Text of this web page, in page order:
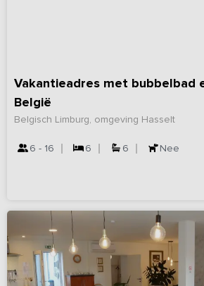
Vakantieadres met bubbelbad
België
Belgisch Limburg, omgeving Hasselt
6 - 16 6 6 Nee